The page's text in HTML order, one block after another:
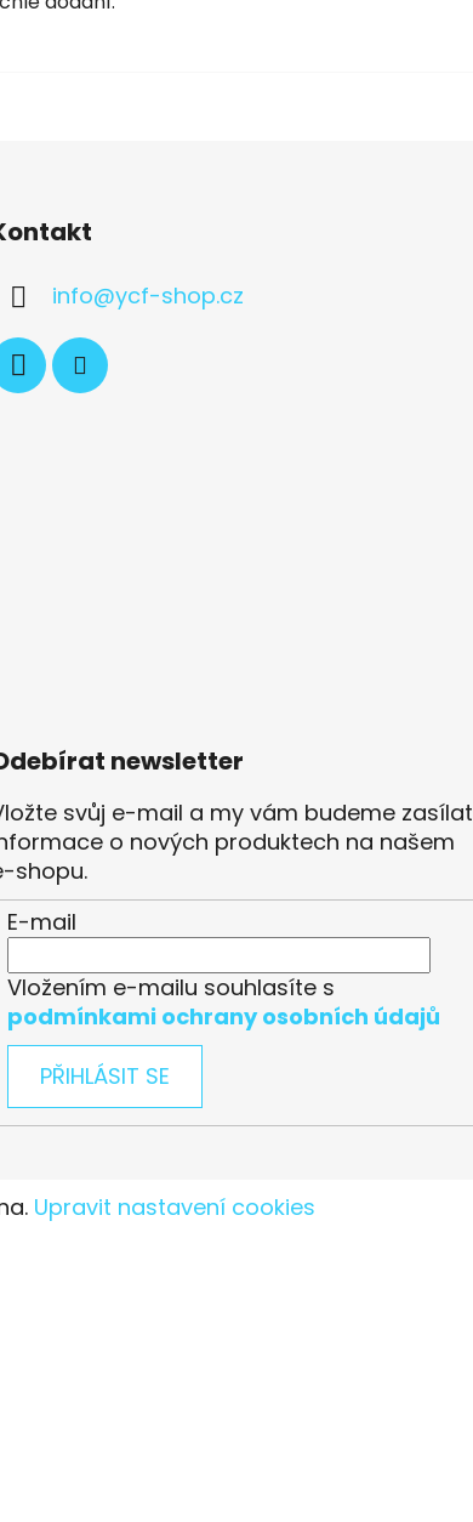
info@ycf-shop.cz
newsletter
svůj e-mail a my vám budeme zasílat
o nových produktech na našem
shopu.
E-mail
Vložením e-mailu souhlasíte s
podmínkami ochrany osobních údajů
PŘIHLÁSIT SE
Upravit nastavení cookies